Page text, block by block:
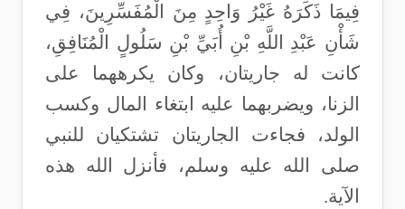
فِيمَا ذَكَرَهُ غَيْرُ وَاحِدٍ مِنَ الْمُفَسِّرِينَ، فِي
شَأْنِ عَبْدِ اللَّهِ بْنِ أُبَيِّ بْنِ سَلُولٍ الْمُنَافِقِ،
كانت له جاريتان، وكان يكرههما على
الزنا، ويضربهما عليه ابتغاء المال وكسب
الولد، فجاءت الجاريتان تشتكيان للنبي
صلى الله عليه وسلم، فأنزل الله هذه
الآية.